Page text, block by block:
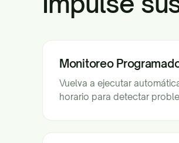
Monitoreo
Vuelva a ejecutar
horario para detectar